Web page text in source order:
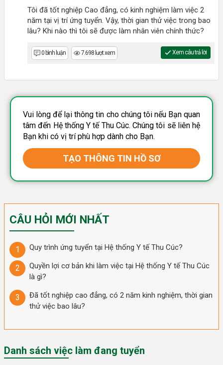
Tôi đã tốt nghiệp Cao đẳng, có kinh nghiệm làm việc 2
năm tại vị trí ứng tuyển. Vậy, thời gian thử việc trong bao
lâu? Khi nào thì tôi sẽ được làm nhân viên chính thức?
0 bình luận 7.698 lượt xem Xem câu trả lời
Vui lòng để lại thông tin cho chúng tôi nếu Bạn quan
tâm đến Hệ thống Y tế Thu Cúc. Chúng tôi sẽ liên hệ
Bạn khi có vị trí phù hợp dành cho Bạn.
TẠO THÔNG TIN HỒ SƠ
CÂU HỎI MỚI NHẤT
Quy trình ứng tuyển tại Hệ thống Y tế Thu Cúc?
Quyền lợi cơ bản khi làm việc tại Hệ thống Y tế Thu Cúc
là gì?
Đã tốt nghiệp cao đẳng, có 2 năm kinh nghiệm, thời gian
thử việc bao lâu?
Danh sách việc làm đang tuyển